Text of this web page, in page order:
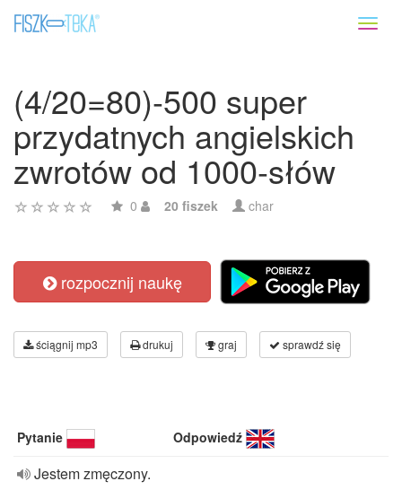
(4/20=80)-500 super
przydatnych angielskich
zwrotów od 1000-słów
0 20 fiszek char
rozpocznij naukę
ściągnij mp3 drukuj graj sprawdź się
Pytanie Odpowiedź
Jestem zmęczony.